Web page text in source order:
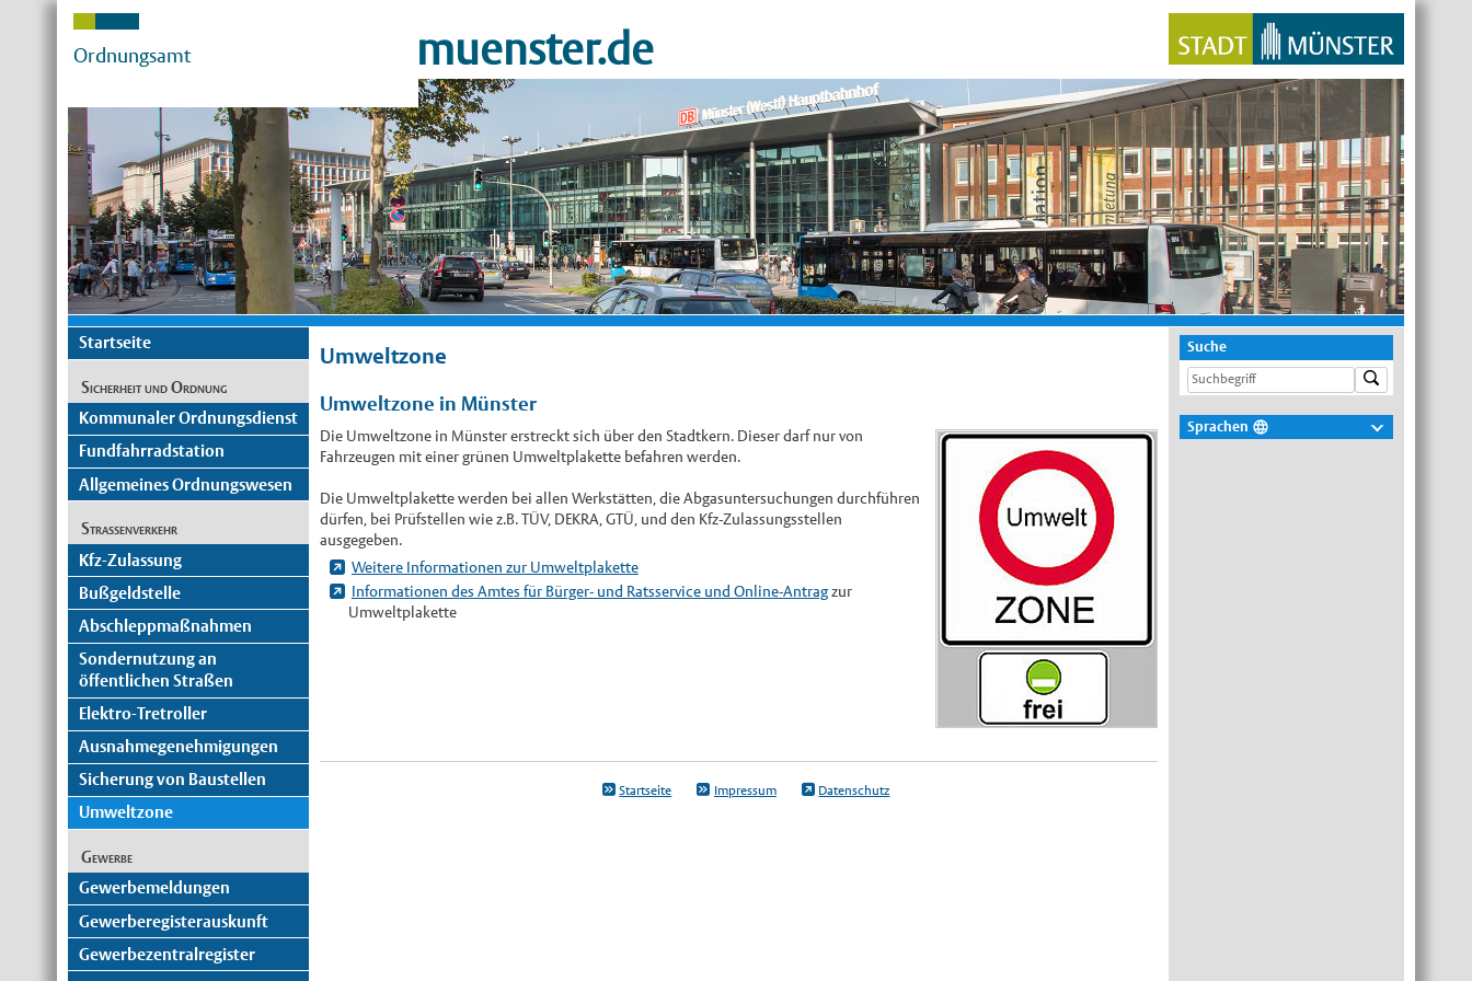
Ordnungsamt muenster.de
Startseite
Sicherheit und Ordnung
Kommunaler Ordnungsdienst
Fundfahrradstation
Allgemeines Ordnungswesen
Straßenverkehr
Kfz-Zulassung
Bußgeldstelle
Abschleppmaßnahmen
Sondernutzung an
öffentlichen Straßen
Elektro-Tretroller
Ausnahmegenehmigungen
Sicherung von Baustellen
Umweltzone
Gewerbe
Gewerbemeldungen
Gewerberegisterauskunft
Gewerbezentralregister
Umweltzone
Umweltzone in Münster
Die Umweltzone in Münster erstreckt sich über den Stadtkern. Dieser darf nur von
Fahrzeugen mit einer grünen Umweltplakette befahren werden.
Die Umweltplakette werden bei allen Werkstätten, die Abgasuntersuchungen durchführen
dürfen, bei Prüfstellen wie z.B. TÜV, DEKRA, GTÜ, und den Kfz-Zulassungsstellen
ausgegeben.
Weitere Informationen zur Umweltplakette
Informationen des Amtes für Bürger- und Ratsservice und Online-Antragzur
Umweltplakette
Startseite Impressum Datenschutz
Suche
Sprachen